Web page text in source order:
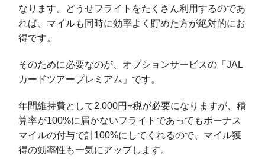
なります。どうせフライトをたくさん利用するのであ
れば、マイルも同時に効率よく貯めた方が絶対的にお
得です。
そのために必要なのが、オプションサービスの「JAL
カードツアープレミアム」です。
年間維持費として2,000円+税が必要になりますが、積
算率が100%に届かないフライトであってもボーナス
マイルの付与で計100%にしてくれるので、マイル獲
得の効率性も一気にアップします。